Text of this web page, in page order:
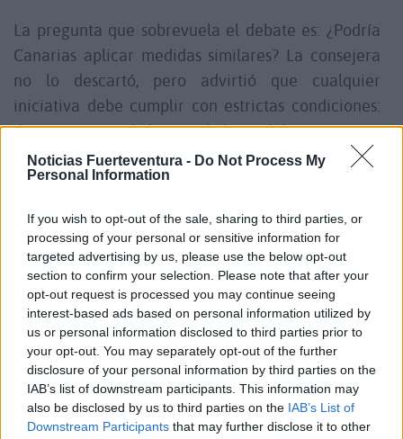
Noticias Fuerteventura - Do Not Process My
Personal Information
If you wish to opt-out of the sale, sharing to third parties, or
processing of your personal or sensitive information for
targeted advertising by us, please use the below opt-out
section to confirm your selection. Please note that after your
opt-out request is processed you may continue seeing
interest-based ads based on personal information utilized by
us or personal information disclosed to third parties prior to
your opt-out. You may separately opt-out of the further
disclosure of your personal information by third parties on the
IAB’s list of downstream participants. This information may
also be disclosed by us to third parties on the IAB’s List of
Downstream Participants that may further disclose it to other
La pregunta que sobrevuela el debate es: ¿Podría
Canarias aplicar medidas similares? La consejera
no lo descartó, pero advirtió que cualquier
iniciativa debe cumplir con estrictas condiciones:
demostrar que el objetivo de la medida es proteger
un interés general -como evitar la despoblación o
fomentar actividades económicas distintas al
por nacionalidad ni sea excesiva en su alcance.
En este sentido, el Tribunal de Justicia de la UE ha
sido claro: los regímenes de autorización previa
para comprar vivienda -como exigir permisos
especiales a extranjeros- no son legales, aunque sí
pueden imponerse sanciones si no se declara
correctamente el uso previsto del inmueble en
aquellos países donde esa obligación esté